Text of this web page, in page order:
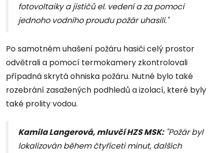
fotovoltaiky a jističů el. vedení a za pomoci
jednoho vodního proudu požár uhasili."
Po samotném uhašení požáru hasiči celý prostor
odvětrali a pomocí termokamery zkontrolovali
případná skrytá ohniska požáru. Nutné bylo také
rozebrání zasažených podhledů a izolací, které byly
také prolity vodou.
Kamila Langerová, mluvčí HZS MSK:"Požár byl
lokalizován během čtyřiceti minut, dalších